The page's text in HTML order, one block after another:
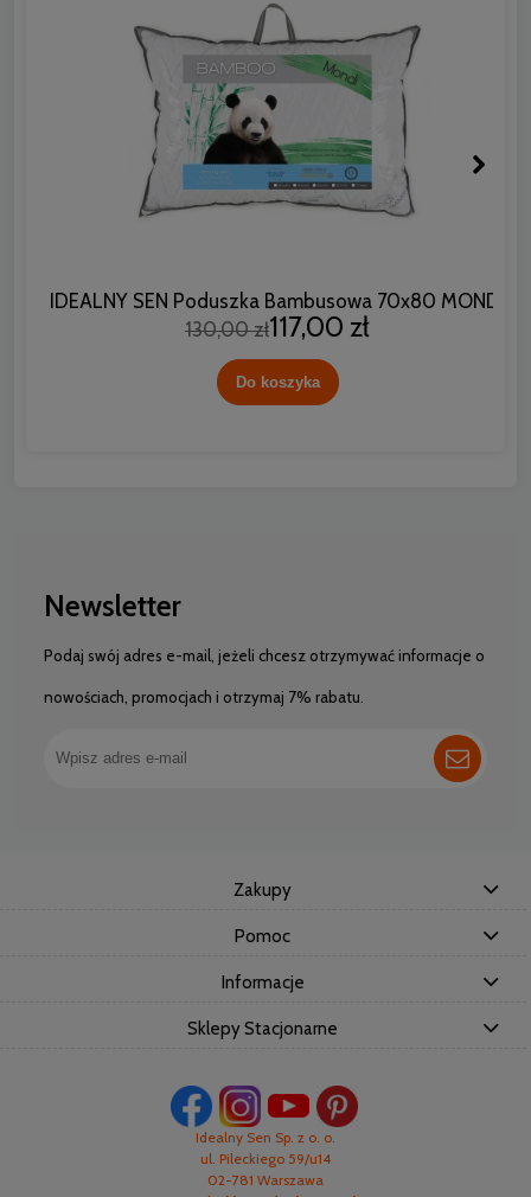
IDEALNY SEN Poduszka Bambusowa 70x80 MONDI
130,00 zł117,00 zł
Do koszyka
Newsletter
Podaj swój adres e-mail, jeżeli chcesz otrzymywać informacje o
nowościach, promocjach i otrzymaj 7% rabatu.
Zakupy
Pomoc
Informacje
Sklepy Stacjonarne
Idealny Sen Sp. z o. o.
ul. Pileckiego 59/u14
02-781 Warszawa